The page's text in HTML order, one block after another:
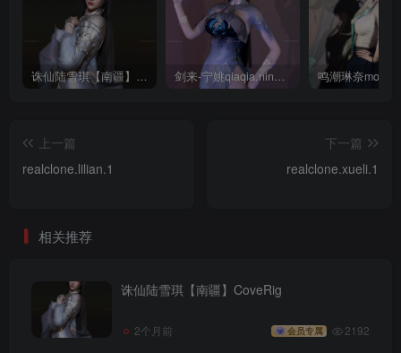
诛仙陆雪琪【南疆】CoveRig 剑来-宁姚qiaqia.ningyao-re.1
上一篇
realclone.lilian.1
下一篇
realclone.xueli.1
相关推荐
诛仙陆雪琪【南疆】CoveRig
2个月前 会员专属 2192